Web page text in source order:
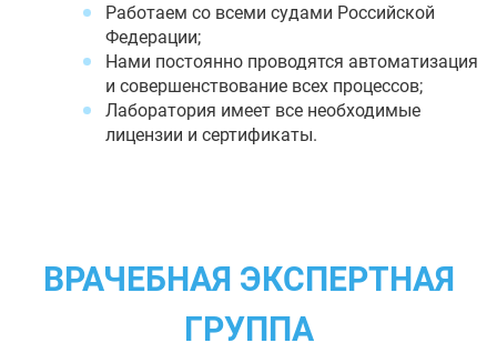
Работаем со всеми судами Российской
Федерации;
Нами постоянно проводятся автоматизация
и совершенствование всех процессов;
Лаборатория имеет все необходимые
лицензии и сертификаты.
ВРАЧЕБНАЯ ЭКСПЕРТНАЯ
ГРУППА